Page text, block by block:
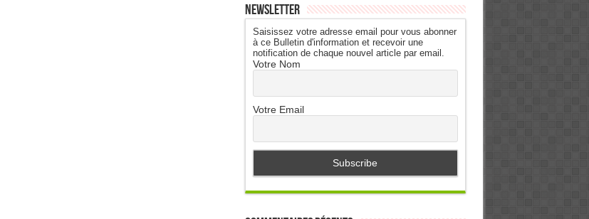
Newsletter
Saisissez votre adresse email pour vous abonner
à ce Bulletin d'information et recevoir une
notification de chaque nouvel article par email.
Votre Nom
Votre Email